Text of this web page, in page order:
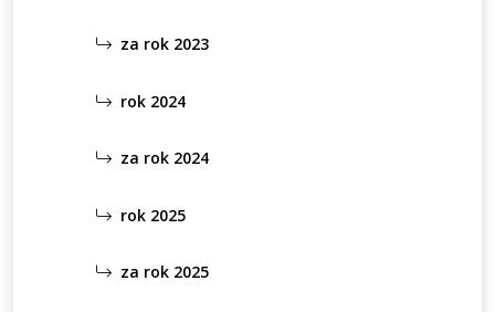
za rok 2023
rok 2024
za rok 2024
rok 2025
za rok 2025